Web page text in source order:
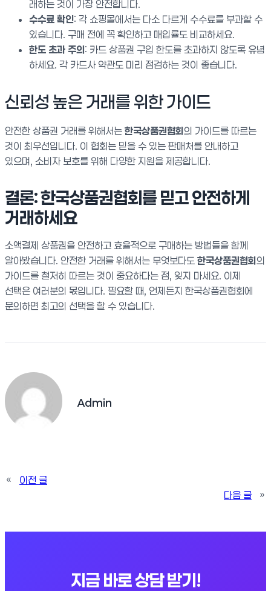
래하는 것이 가장 안전합니다.
수수료 확인: 각 쇼핑몰에서는 다소 다르게 수수료를 부과할 수
있습니다. 구매 전에 꼭 확인하고 매입률도 비교하세요.
한도 초과 주의: 카드 상품권 구입 한도를 초과하지 않도록 유념
하세요. 각 카드사 약관도 미리 점검하는 것이 좋습니다.
신뢰성 높은 거래를 위한 가이드
안전한 상품권 거래를 위해서는 한국상품권협회의 가이드를 따르는
것이 최우선입니다. 이 협회는 믿을 수 있는 판매처를 안내하고
있으며, 소비자 보호를 위해 다양한 지원을 제공합니다.
결론: 한국상품권협회를 믿고 안전하게
거래하세요
소액결제 상품권을 안전하고 효율적으로 구매하는 방법들을 함께
알아봤습니다. 안전한 거래를 위해서는 무엇보다도 한국상품권협회의
가이드를 철저히 따르는 것이 중요하다는 점, 잊지 마세요. 이제
선택은 여러분의 몫입니다. 필요할 때, 언제든지 한국상품권협회에
문의하면 최고의 선택을 할 수 있습니다.
Admin
«
이전 글
다음 글
»
지금 바로 상담 받기!